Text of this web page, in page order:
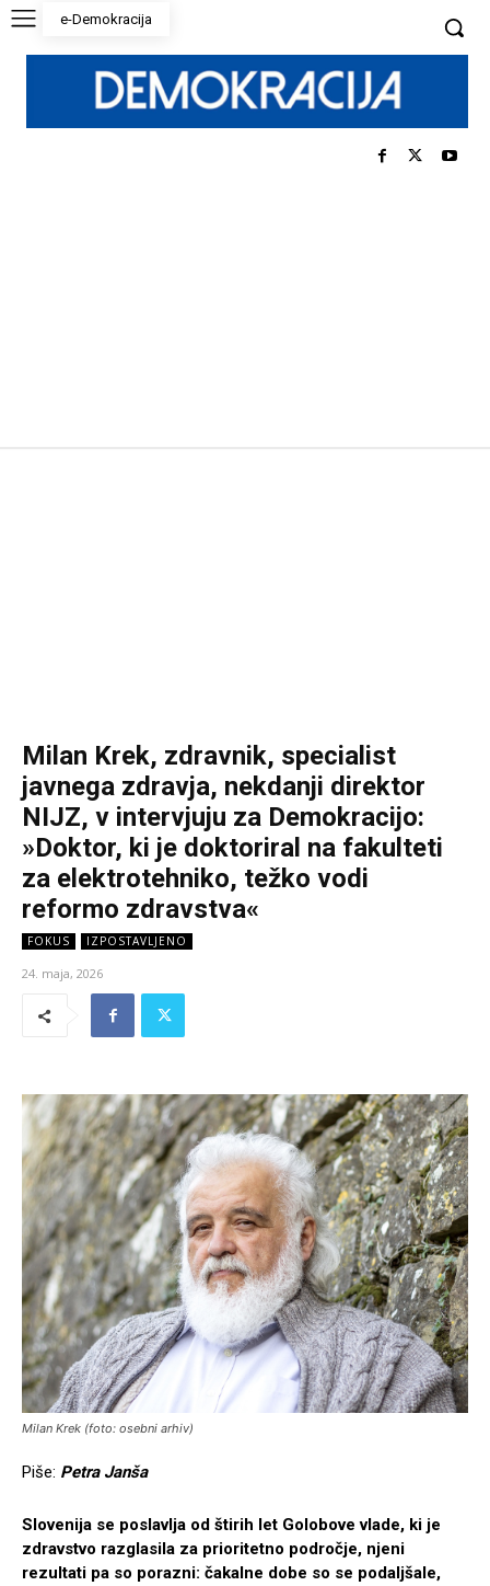
e-Demokracija
Milan Krek, zdravnik, specialist
javnega zdravja, nekdanji direktor
NIJZ, v intervjuju za Demokracijo:
»Doktor, ki je doktoriral na fakulteti
za elektrotehniko, težko vodi
reformo zdravstva«
FOKUS IZPOSTAVLJENO
24. maja, 2026
Milan Krek (foto: osebni arhiv)
Piše: Petra Janša
Slovenija se poslavlja od štirih let Golobove vlade, ki je
zdravstvo razglasila za prioritetno področje, njeni
rezultati pa so porazni: čakalne dobe so se podaljšale,